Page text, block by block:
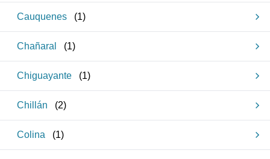
Cauquenes (1)
Chañaral (1)
Chiguayante (1)
Chillán (2)
Colina (1)